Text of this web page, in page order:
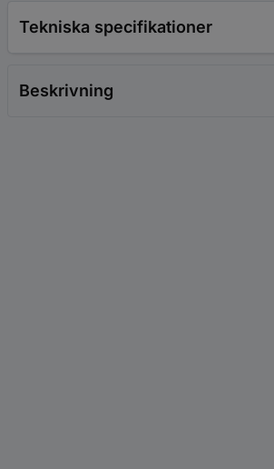
Tekniska specifikationer
Beskrivning